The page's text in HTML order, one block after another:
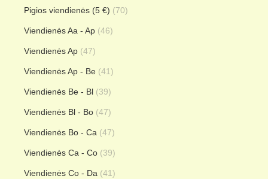
Pigios viendienės (5 €) (70)
Viendienės Aa - Ap (46)
Viendienės Ap (47)
Viendienės Ap - Be (41)
Viendienės Be - Bl (39)
Viendienės Bl - Bo (47)
Viendienės Bo - Ca (47)
Viendienės Ca - Co (39)
Viendienės Co - Da (41)